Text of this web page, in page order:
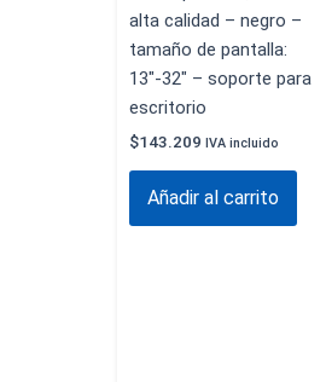
alta calidad – negro –
tamaño de pantalla:
13″-32″ – soporte para
escritorio
$143.209 IVA incluido
Añadir al carrito